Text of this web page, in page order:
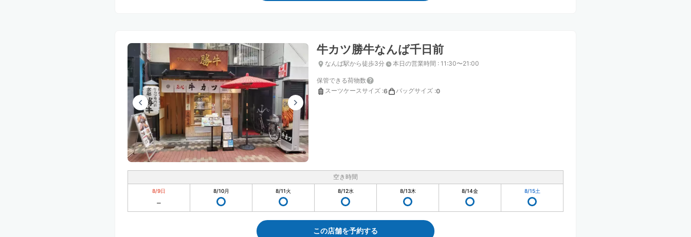
牛カツ勝牛なんば千日前
なんば駅から徒歩3分 本日の営業時間 : 11:30〜21:00
保管できる荷物数
スーツケースサイズ :6 バッグサイズ :0
空き時間
8/9日 8/10月 8/11火 8/12水 8/13木 8/14金 8/15土
この店舗を予約する